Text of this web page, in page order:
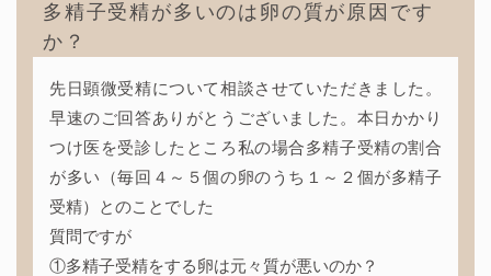
多精子受精が多いのは卵の質が原因です
か？
先日顕微受精について相談させていただきました。
早速のご回答ありがとうございました。本日かかり
つけ医を受診したところ私の場合多精子受精の割合
が多い（毎回４～５個の卵のうち１～２個が多精子
受精）とのことでした
質問ですが
①多精子受精をする卵は元々質が悪いのか？